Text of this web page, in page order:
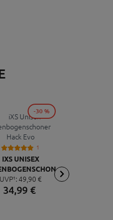
1
IXS UNISEX
HACK EVO
UVP¹:49,90 €
34,99 €
-30 %